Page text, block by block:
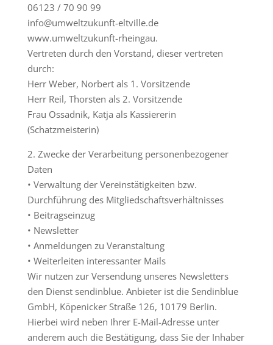
06123 / 70 90 99
info@umweltzukunft-eltville.de
www.umweltzukunft-rheingau.
Vertreten durch den Vorstand, dieser vertreten
durch:
Herr Weber, Norbert als 1. Vorsitzende
Herr Reil, Thorsten als 2. Vorsitzende
Frau Ossadnik, Katja als Kassiererin
(Schatzmeisterin)
2. Zwecke der Verarbeitung personenbezogener
Daten
• Verwaltung der Vereinstätigkeiten bzw.
Durchführung des Mitgliedschaftsverhältnisses
• Beitragseinzug
• Newsletter
• Anmeldungen zu Veranstaltung
• Weiterleiten interessanter Mails
Wir nutzen zur Versendung unseres Newsletters
den Dienst sendinblue. Anbieter ist die Sendinblue
GmbH, Köpenicker Straße 126, 10179 Berlin.
Hierbei wird neben Ihrer E-Mail-Adresse unter
anderem auch die Bestätigung, dass Sie der Inhaber